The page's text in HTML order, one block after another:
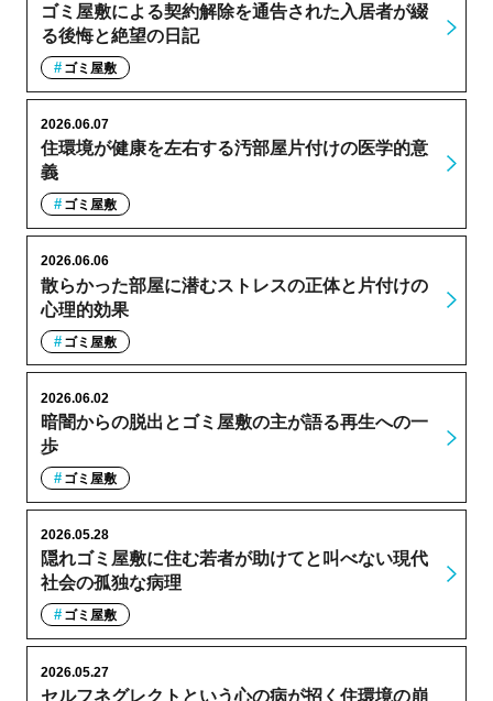
ゴミ屋敷による契約解除を通告された入居者が綴
る後悔と絶望の日記
ゴミ屋敷
住環境が健康を左右する汚部屋片付けの医学的意
義
2026.06.07
ゴミ屋敷
散らかった部屋に潜むストレスの正体と片付けの
心理的効果
2026.06.06
ゴミ屋敷
暗闇からの脱出とゴミ屋敷の主が語る再生への一
歩
2026.06.02
ゴミ屋敷
隠れゴミ屋敷に住む若者が助けてと叫べない現代
社会の孤独な病理
2026.05.28
ゴミ屋敷
セルフネグレクトという心の病が招く住環境の崩
2026.05.27